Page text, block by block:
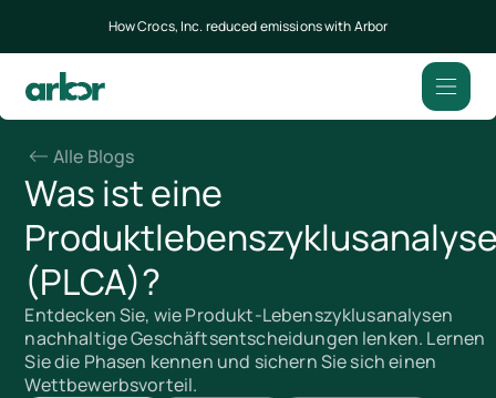
How Crocs, Inc. reduced emissions with Arbor
Alle Blogs
Was ist eine
(PLCA)?
Entdecken Sie, wie Produkt-Lebenszyklusanalysen
nachhaltige Geschäftsentscheidungen lenken. Lernen
Sie die Phasen kennen und sichern Sie sich einen
Wettbewerbsvorteil.